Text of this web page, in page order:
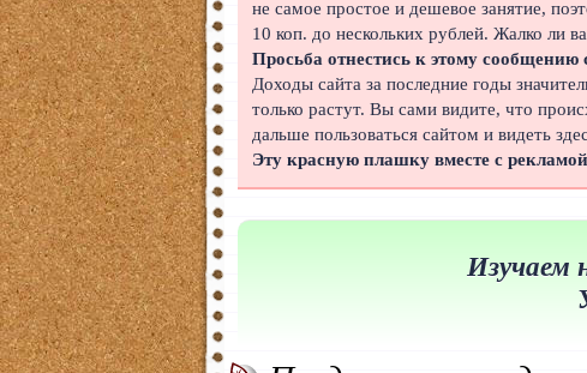
не самое простое и дешевое занятие,
10 коп. до нескольких рублей. Жалко ли
Просьба отнестись к этому сообщению
Доходы сайта за последние годы
только растут. Вы сами видите, что
дальше пользоваться сайтом и видеть
Эту красную плашку вместе с
Изучаем
Польский
Иврит
Португальский
Чешский
Индонезийский
Нидерландский
Финский